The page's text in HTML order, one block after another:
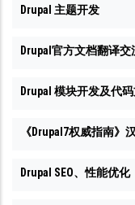
Drupal 主题开发
Drupal官方文档翻译交
Drupal 模块开发及代
《Drupal7权威指南》
Drupal SEO、性能优化